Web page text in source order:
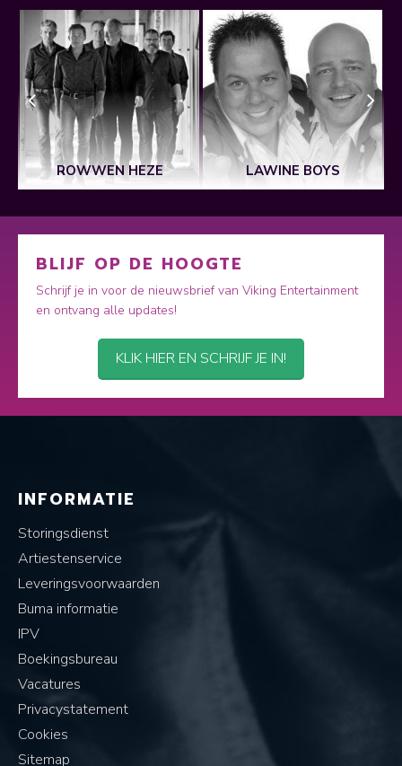
ROWWEN HEZE LAWINE BOYS
BLIJF OP DE HOOGTE
Schrijf je in voor de nieuwsbrief van Viking Entertainment
en ontvang alle updates!
KLIK HIER EN SCHRIJF JE IN!
INFORMATIE
Storingsdienst
Artiestenservice
Leveringsvoorwaarden
Buma informatie
IPV
Boekingsbureau
Vacatures
Privacystatement
Cookies
Sitemap